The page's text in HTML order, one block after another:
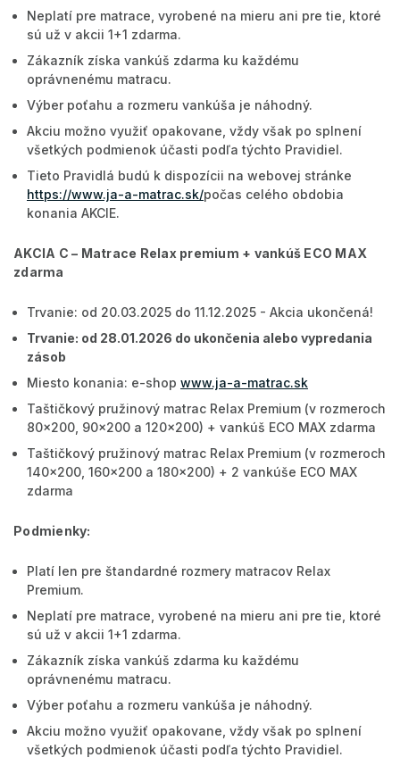
Neplatí pre matrace, vyrobené na mieru ani pre tie, ktoré
sú už v akcii 1+1 zdarma.
Zákazník získa vankúš zdarma ku každému
oprávnenému matracu.
Výber poťahu a rozmeru vankúša je náhodný.
Akciu možno využiť opakovane, vždy však po splnení
všetkých podmienok účasti podľa týchto Pravidiel.
Tieto Pravidlá budú k dispozícii na webovej stránke
https://www.ja-a-matrac.sk/počas celého obdobia
konania AKCIE.
AKCIA C – Matrace Relax premium + vankúš ECO MAX
zdarma
Trvanie: od 20.03.2025 do 11.12.2025 - Akcia ukončená!
Trvanie: od 28.01.2026 do ukončenia alebo vypredania
zásob
Miesto konania: e-shop www.ja-a-matrac.sk
Taštičkový pružinový matrac Relax Premium (v rozmeroch
80x200, 90x200 a 120x200) + vankúš ECO MAX zdarma
Taštičkový pružinový matrac Relax Premium (v rozmeroch
140x200, 160x200 a 180x200) + 2 vankúše ECO MAX
zdarma
Podmienky:
Platí len pre štandardné rozmery matracov Relax
Premium.
Neplatí pre matrace, vyrobené na mieru ani pre tie, ktoré
sú už v akcii 1+1 zdarma.
Zákazník získa vankúš zdarma ku každému
oprávnenému matracu.
Výber poťahu a rozmeru vankúša je náhodný.
Akciu možno využiť opakovane, vždy však po splnení
všetkých podmienok účasti podľa týchto Pravidiel.